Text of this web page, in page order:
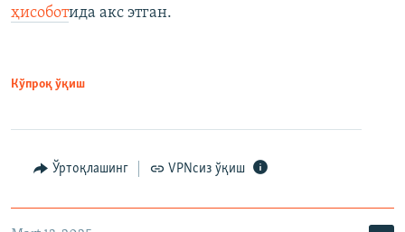
ҳисоботида акс этган.
Кўпроқ ўқиш
Ўртоқлашинг VPNсиз ўқиш